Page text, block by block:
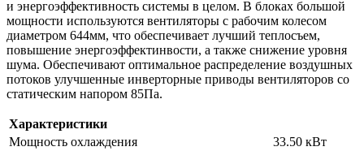
и энергоэффективность системы в целом. В блоках большой
мощности используются вентиляторы с рабочим колесом
диаметром 644мм, что обеспечивает лучший теплосъем,
повышение энергоэффектинвости, а также снижение уровня
шума. Обеспечивают оптимальное распределение воздушных
потоков улучшенные инверторные приводы вентиляторов со
статическим напором 85Па.
Характеристики
Мощность охлаждения
33.50 кВт